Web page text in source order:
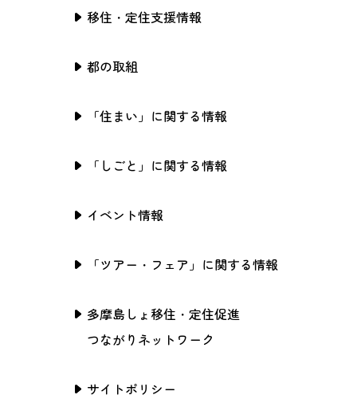
移住・定住支援情報
都の取組
「住まい」に関する情報
「しごと」に関する情報
イベント情報
「ツアー・フェア」に関する情報
多摩島しょ移住・定住促進
つながりネットワーク
サイトポリシー